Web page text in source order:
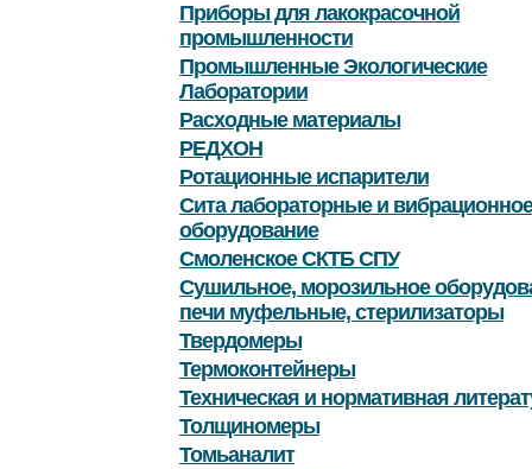
Приборы для лакокрасочной
промышленности
Промышленные Экологические
Лаборатории
Расходные материалы
РЕДХОН
Ротационные испарители
Сита лабораторные и вибрационное
оборудование
Смоленское СКТБ СПУ
Сушильное, морозильное
печи муфельные, стерилизаторы
Твердомеры
Термоконтейнеры
Техническая и нормативная
Толщиномеры
Томьаналит